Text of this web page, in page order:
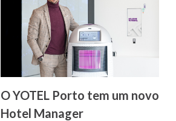
O YOTEL Porto tem um novo
Hotel Manager